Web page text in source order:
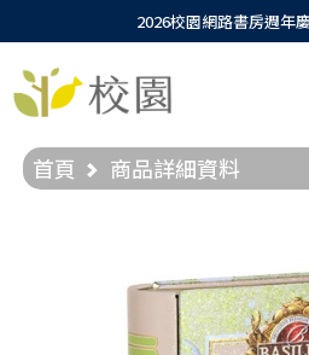
2026校園網路書房週年
首頁 商品詳細資料